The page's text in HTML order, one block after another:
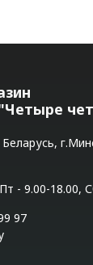
- 9.00-18.00,
97